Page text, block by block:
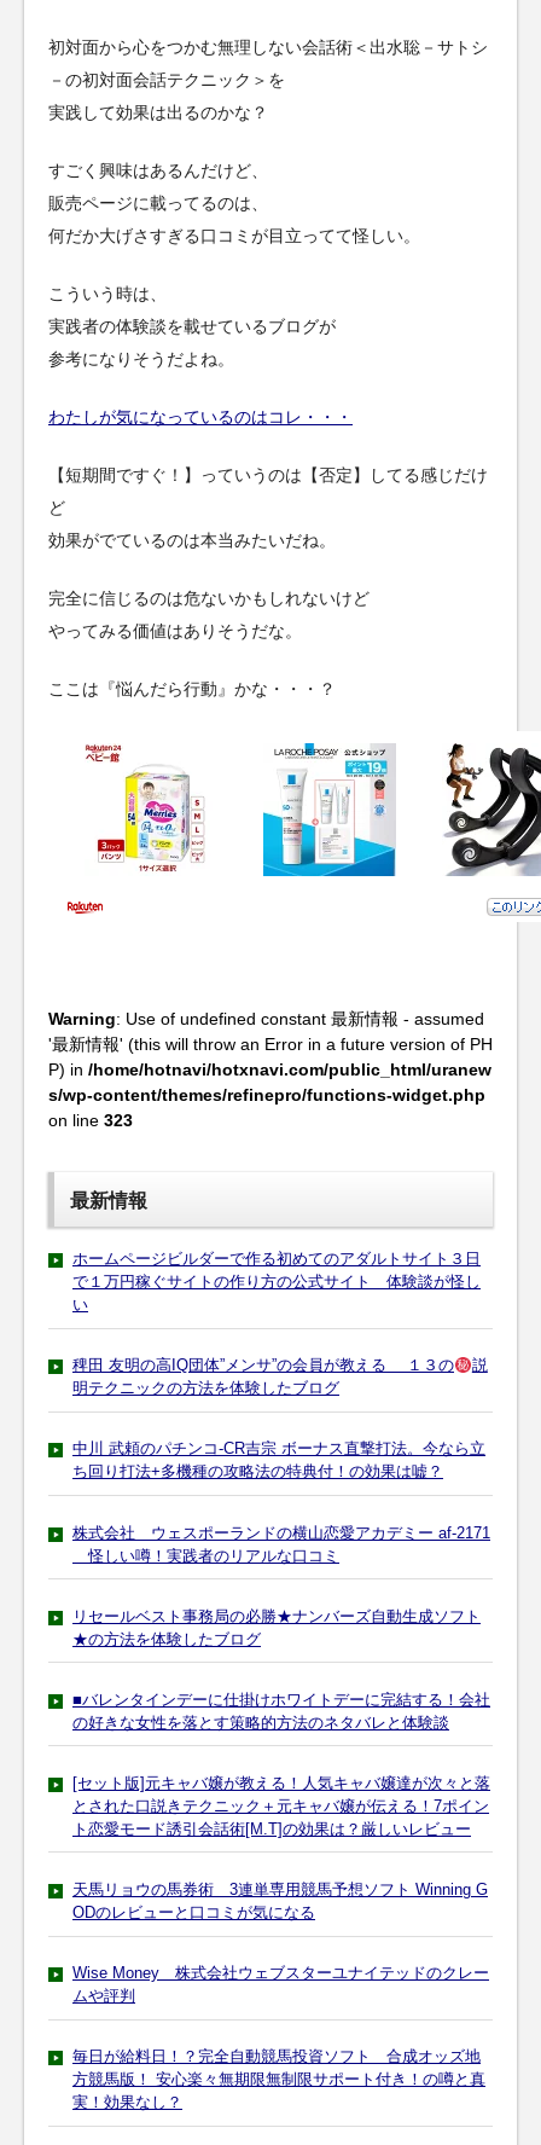
初対面から心をつかむ無理しない会話術＜出水聡－サトシ
－の初対面会話テクニック＞を
実践して効果は出るのかな？
すごく興味はあるんだけど、
販売ページに載ってるのは、
何だか大げさすぎる口コミが目立ってて怪しい。
こういう時は、
実践者の体験談を載せているブログが
参考になりそうだよね。
わたしが気になっているのはコレ・・・
【短期間ですぐ！】っていうのは【否定】してる感じだけ
ど
効果がでているのは本当みたいだね。
完全に信じるのは危ないかもしれないけど
やってみる価値はありそうだな。
ここは『悩んだら行動』かな・・・？
Warning: Use of undefined constant 最新情報 - assumed
'最新情報' (this will throw an Error in a future version of PH
P) in /home/hotnavi/hotxnavi.com/public_html/uranew
s/wp-content/themes/refinepro/functions-widget.php
on line 323
最新情報
ホームページビルダーで作る初めてのアダルトサイト３日
で１万円稼ぐサイトの作り方の公式サイト 体験談が怪し
い
稗田 友明の高IQ団体”メンサ”の会員が教える １３の
説
明テクニックの方法を体験したブログ
中川 武頼のパチンコ-CR吉宗 ボーナス直撃打法。今なら立
ち回り打法+多機種の攻略法の特典付！の効果は嘘？
株式会社 ウェスポーランドの横山恋愛アカデミー af-2171
怪しい噂！実践者のリアルな口コミ
リセールベスト事務局の必勝★ナンバーズ自動生成ソフト
★の方法を体験したブログ
■バレンタインデーに仕掛けホワイトデーに完結する！会社
の好きな女性を落とす策略的方法のネタバレと体験談
[セット版]元キャバ嬢が教える！人気キャバ嬢達が次々と落
とされた口説きテクニック＋元キャバ嬢が伝える！7ポイン
ト恋愛モード誘引会話術[M.T]の効果は？厳しいレビュー
天馬リョウの馬券術 3連単専用競馬予想ソフト Winning G
ODのレビューと口コミが気になる
Wise Money 株式会社ウェブスターユナイテッドのクレー
ムや評判
毎日が給料日！？完全自動競馬投資ソフト 合成オッズ地
方競馬版！ 安心楽々無期限無制限サポート付き！の噂と真
実！効果なし？